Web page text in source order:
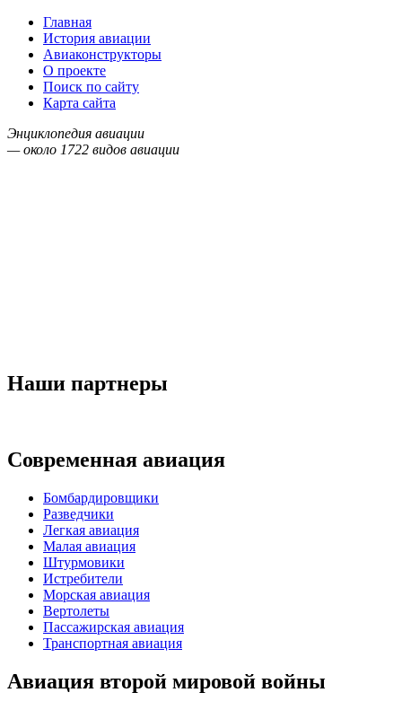
Главная
История авиации
Авиаконструкторы
О проекте
Поиск по сайту
Карта сайта
Энциклопедия авиации
— около 1722 видов авиации
Наши партнеры
Современная авиация
Бомбардировщики
Разведчики
Легкая авиация
Малая авиация
Штурмовики
Истребители
Морская авиация
Вертолеты
Пассажирская авиация
Транспортная авиация
Авиация второй мировой войны